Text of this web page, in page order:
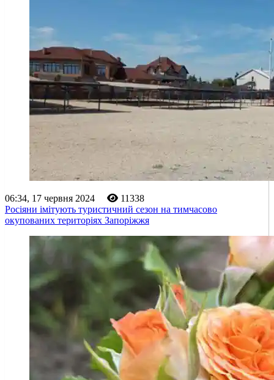
06:34, 17 червня 2024
11338
Росіяни імітують туристичний сезон на тимчасово
окупованих територіях Запоріжжя